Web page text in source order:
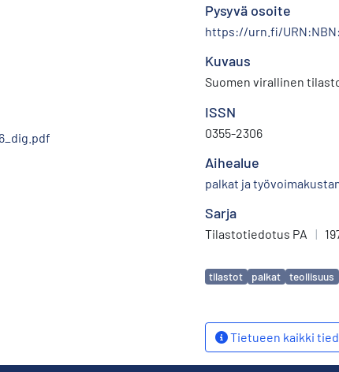
Pysyvä osoite
https://urn.fi/
Kuvaus
Suomen virallinen
ISSN
0355-2306
Aihealue
palkat ja
Sarja
Tilastotiedotus PA |
Avainsanat
tilastot palkat teollisuus
Tietueen kaikki